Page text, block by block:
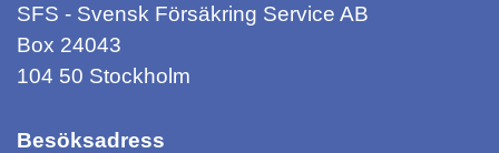
SFS - Svensk Försäkring Service AB
Box 24043
104 50 Stockholm
Besöksadress